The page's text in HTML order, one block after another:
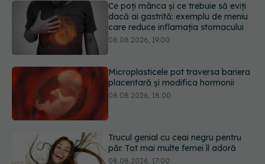
Microplasticele pot traversa bariera
placentară și modifica hormonii
Trucul genial cu ceai negru pentru
păr. Tot mai multe femei îl adoră
Medicamentul folosit de peste 60 de